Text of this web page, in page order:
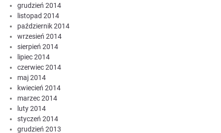
grudzień 2014
listopad 2014
październik 2014
wrzesień 2014
sierpień 2014
lipiec 2014
czerwiec 2014
maj 2014
kwiecień 2014
marzec 2014
luty 2014
styczeń 2014
grudzień 2013